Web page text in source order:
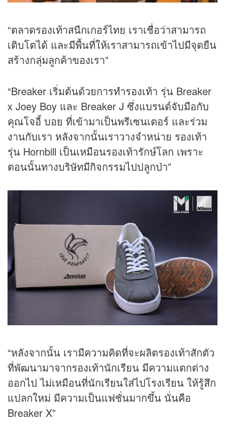
“ตลาดรองเท้าสนีกเกอร์ไทย เราเชื่อว่าสามารถ
เติบโตได้ และมีพื้นที่ให้เราสามารถเข้าไปมีจุดยืน
สร้างกลุ่มลูกค้าของเรา”
“Breaker เริ่มต้นด้วยการทำรองเท้า รุ่น Breaker
x Joey Boy และ Breaker J ซึ่งแบรนด์จับมือกับ
คุณโจอี้ บอย ที่เข้ามาเป็นพรีเซนเตอร์ และร่วม
งานกับเรา หลังจากนั้นเราวางจำหน่าย รองเท้า
รุ่น Hornbill เป็นเหมือนรองเท้ารักษ์โลก เพราะ
ตอนนั้นทางบริษัทมีกิจกรรมไปปลูกป่า”
“หลังจากนั้น เรามีความคิดที่จะผลิตรองเท้าสักตัว
ที่พัฒนามาจากรองเท้านักเรียน มีความแตกต่าง
ออกไป ไม่เหมือนที่นักเรียนใส่ไปโรงเรียน ให้รู้สึก
แปลกใหม่ มีความเป็นแฟชั่นมากขึ้น นั่นคือ
Breaker X”